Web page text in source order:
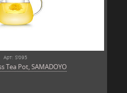
Арт: S'095
Tea Pot, SAMADOYO